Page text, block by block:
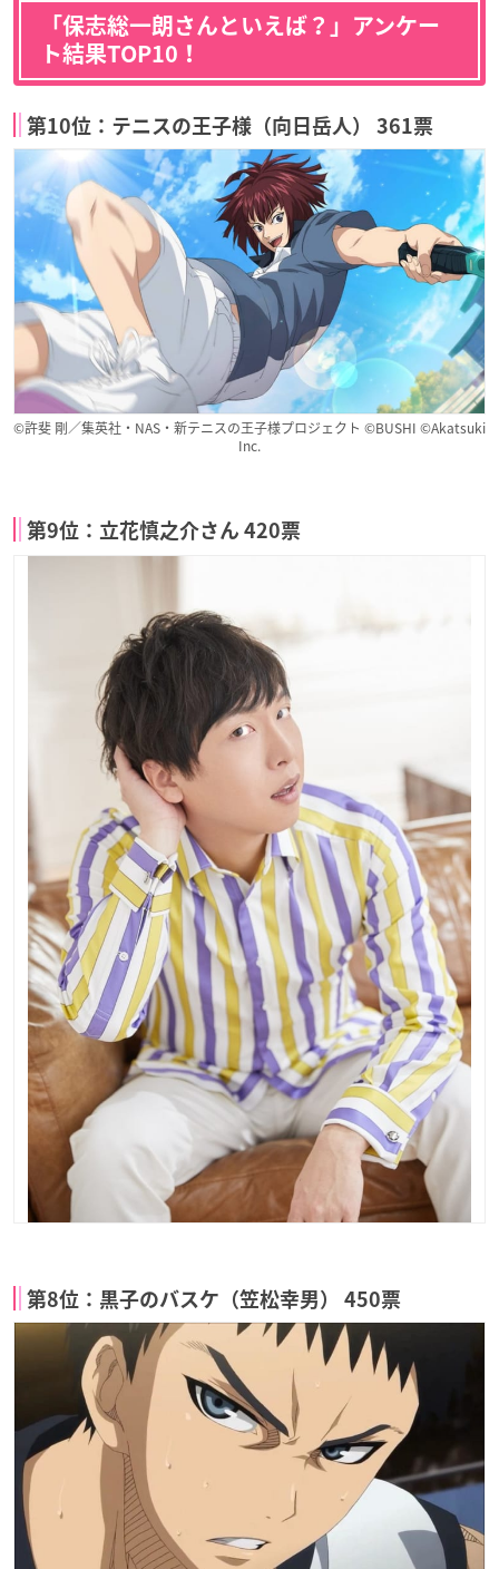
「保志総一朗さんといえば？」アンケー
ト結果TOP10！
第10位：テニスの王子様（向日岳人） 361票
©許斐 剛／集英社・NAS・新テニスの王子様プロジェクト ©BUSHI ©Akatsuki
Inc.
第9位：立花慎之介さん 420票
第8位：黒子のバスケ（笠松幸男） 450票